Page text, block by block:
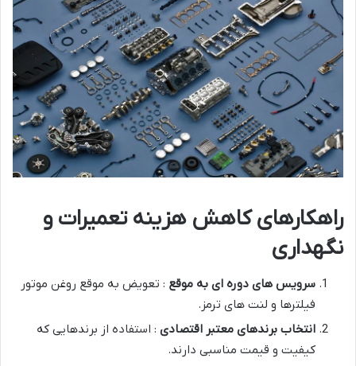
راهکارهای کاهش هزینه تعمیرات و
نگهداری
سرویس های دوره ای به موقع : تعویض به موقع روغن موتور
فیلترها و لنت های ترمز.
انتخاب برندهای معتبر اقتصادی : استفاده از برندهایی که
کیفیت و قیمت مناسبی دارند.